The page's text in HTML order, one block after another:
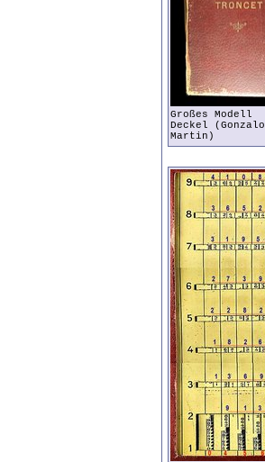
Großes Modell
Deckel (Gonzalo
Martin)